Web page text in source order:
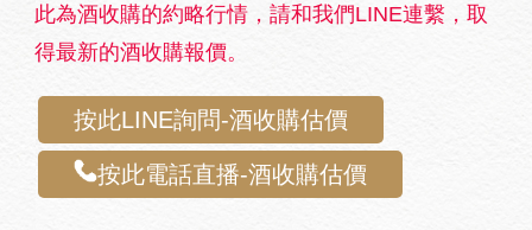
此為酒收購的約略行情，請和我們LINE連繫，取
得最新的酒收購報價。
按此LINE詢問-酒收購估價
按此電話直播-酒收購估價